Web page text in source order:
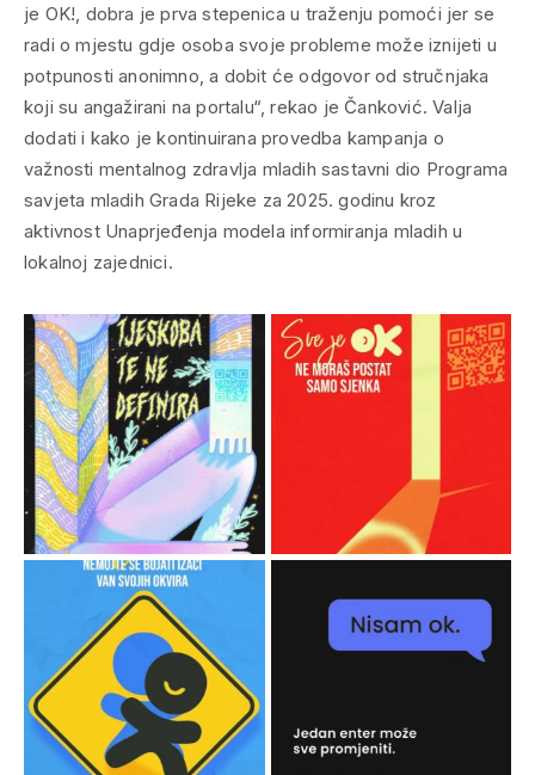
je OK!, dobra je prva stepenica u traženju pomoći jer se
radi o mjestu gdje osoba svoje probleme može iznijeti u
potpunosti anonimno, a dobit će odgovor od stručnjaka
koji su angažirani na portalu“, rekao je Čanković. Valja
dodati i kako je kontinuirana provedba kampanja o
važnosti mentalnog zdravlja mladih sastavni dio Programa
savjeta mladih Grada Rijeke za 2025. godinu kroz
aktivnost Unaprjeđenja modela informiranja mladih u
lokalnoj zajednici.